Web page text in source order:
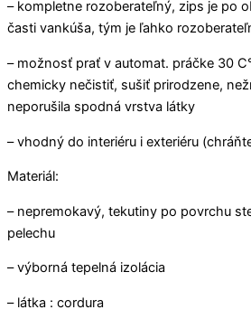
– kompletne rozoberateľný, zips je po
časti vankúša, tým je ľahko
– možnosť prať v automat. práčke 30
chemicky nečistiť, sušiť prirodzene,
neporušila spodná vrstva látky
– vhodný do interiéru i exteriéru
Materiál:
– nepremokavý, tekutiny po povrchu
pelechu
– výborná tepelná izolácia
– látka : cordura